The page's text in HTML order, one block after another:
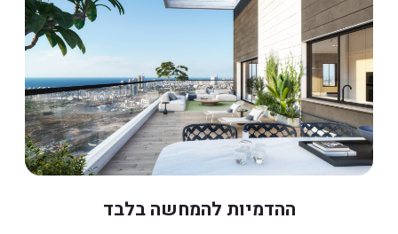
ההדמיות להמחשה בלבד